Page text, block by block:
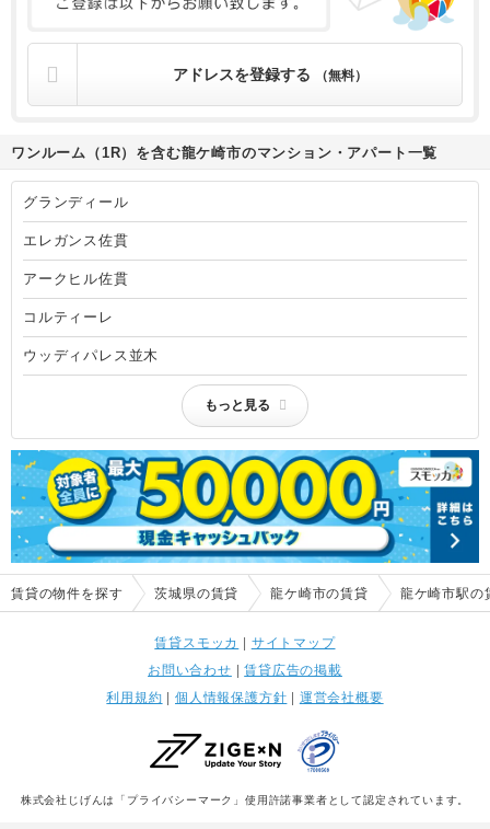
アドレスを登録する （無料）
ワンルーム（1R）を含む龍ケ崎市のマンション・アパート一覧
グランディール
エレガンス佐貫
アークヒル佐貫
コルティーレ
ウッディパレス並木
もっと見る
賃貸の物件を探す 茨城県の賃貸 龍ケ崎市の賃貸 龍ケ崎市駅の
賃貸スモッカ | サイトマップ
お問い合わせ |賃貸広告の掲載
利用規約 | 個人情報保護方針 | 運営会社概要
株式会社じげんは「プライバシーマーク」使用許諾事業者として認定されています。